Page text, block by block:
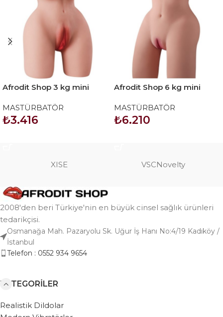
Afrodit Shop 3 kg mini
MASTÜRBATÖR
₺3.416
Afrodit Shop 6 kg mini
MASTÜRBATÖR
₺6.210
XISE VSCNovelty
2008'den beri Türkiye'nin en büyük cinsel sağlık ürünleri
tedarikçisi.
Osmanağa Mah. Pazaryolu Sk. Uğur İş Hanı No:4/19 Kadıköy /
İstanbul
Telefon : 0552 934 9654
KATEGORILER
Realistik Dildolar